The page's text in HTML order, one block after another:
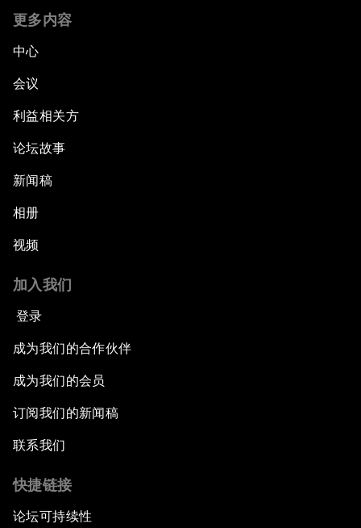
更多内容
中心
会议
利益相关方
论坛故事
新闻稿
相册
视频
加入我们
登录
成为我们的合作伙伴
成为我们的会员
订阅我们的新闻稿
联系我们
快捷链接
论坛可持续性